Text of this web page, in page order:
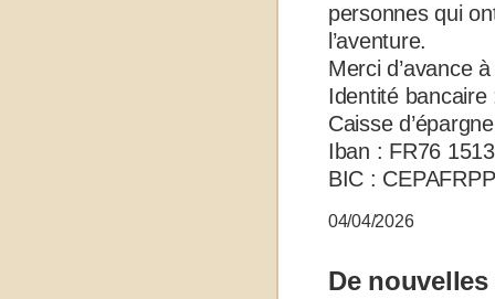
personnes qui
l’aventure.
Merci d’avance
Identité
Caisse
Iban : FR76
BIC :
04/04/2026
De